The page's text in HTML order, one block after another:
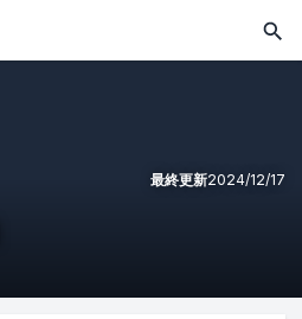
最終更新2024/12/17